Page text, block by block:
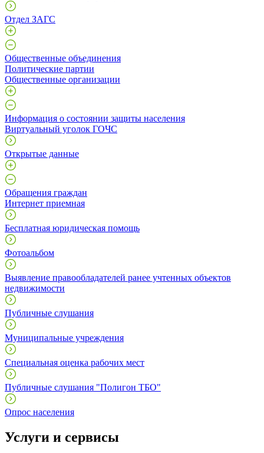
Отдел ЗАГС
Общественные объединения
Политические партии
Общественные организации
Информация о состоянии защиты населения
Виртуальный уголок ГОЧС
Открытые данные
Обращения граждан
Интернет приемная
Бесплатная юридическая помощь
Фотоальбом
Выявление правообладателей ранее учтенных объектов
недвижимости
Публичные слушания
Муниципальные учреждения
Специальная оценка рабочих мест
Публичные слушания "Полигон ТБО"
Опрос населения
Услуги и сервисы